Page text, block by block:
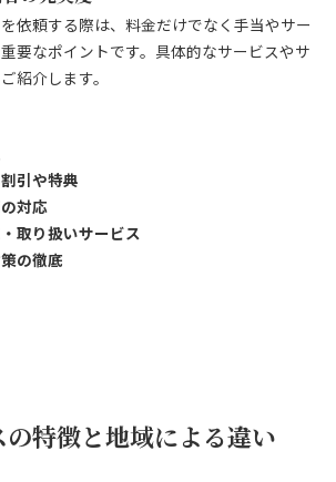
依頼する際は、料金だけでなく手当やサー
要なポイントです。具体的なサービスやサ
紹介します。
引や特典
対応
取り扱いサービス
の徹底
特徴と地域による違い